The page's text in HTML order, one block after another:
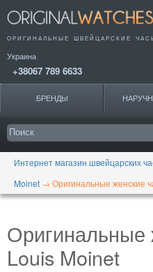
ОРИГИНАЛЬНЫЕ ШВЕЙЦАРСКИЕ
Украина
+38067 789 6633
БРЕНДЫ
Интернет магазин швейцарских
Moinet → Оригинальные женские
Оригинальные
Louis Moinet